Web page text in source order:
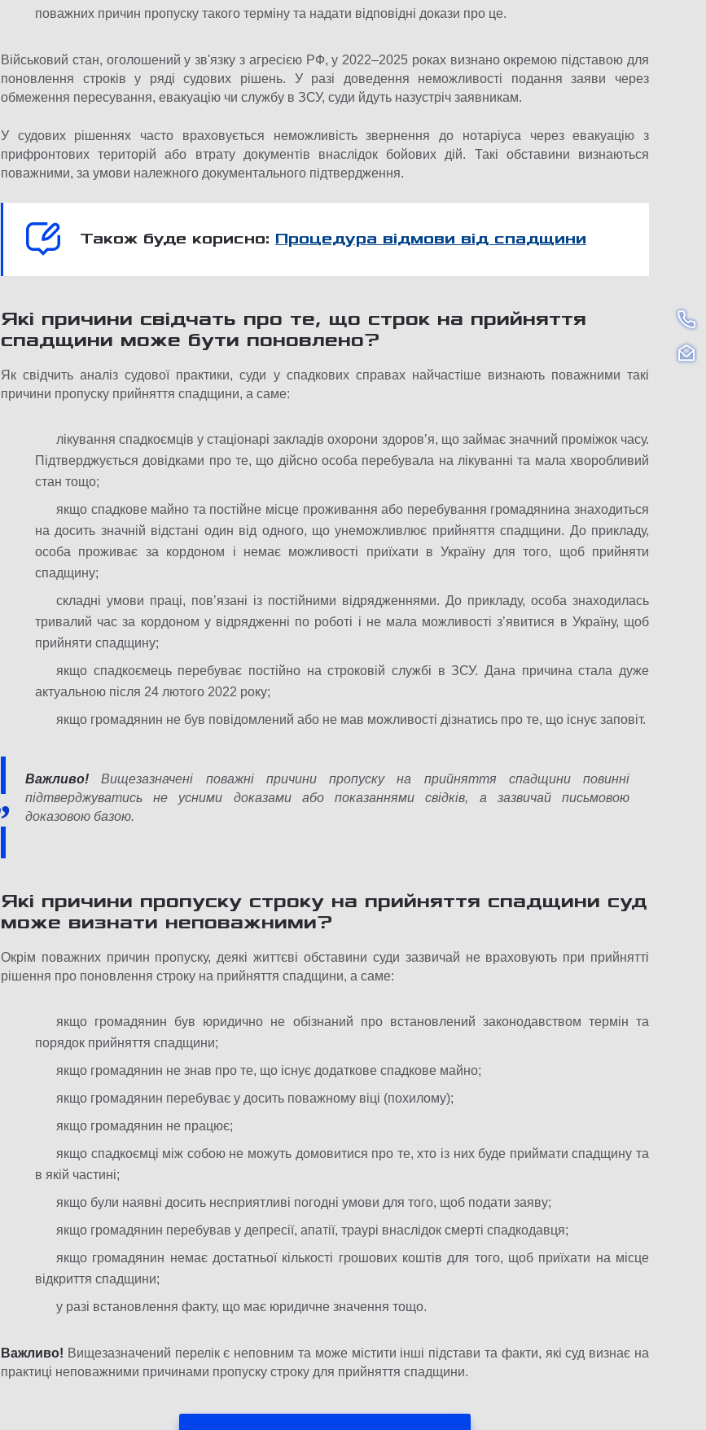
поважних причин пропуску такого терміну та надати відповідні докази про це.
Військовий стан, оголошений у зв'язку з агресією РФ, у 2022–2025 роках визнано окремою підставою для
поновлення строків у ряді судових рішень. У разі доведення неможливості подання заяви через
обмеження пересування, евакуацію чи службу в ЗСУ, суди йдуть назустріч заявникам.
У судових рішеннях часто враховується неможливість звернення до нотаріуса через евакуацію з
прифронтових територій або втрату документів внаслідок бойових дій. Такі обставини визнаються
поважними, за умови належного документального підтвердження.
Також буде корисно: Процедура відмови від спадщини
Які причини свідчать про те, що строк на прийняття
спадщини може бути поновлено?
Як свідчить аналіз судової практики, суди у спадкових справах найчастіше визнають поважними такі
причини пропуску прийняття спадщини, а саме:
лікування спадкоємців у стаціонарі закладів охорони здоровʼя, що займає значний проміжок часу.
Підтверджується довідками про те, що дійсно особа перебувала на лікуванні та мала хворобливий
стан тощо;
якщо спадкове майно та постійне місце проживання або перебування громадянина знаходиться
на досить значній відстані один від одного, що унеможливлює прийняття спадщини. До прикладу,
особа проживає за кордоном і немає можливості приїхати в Україну для того, щоб прийняти
спадщину;
складні умови праці, повʼязані із постійними відрядженнями. До прикладу, особа знаходилась
тривалий час за кордоном у відрядженні по роботі і не мала можливості зʼявитися в Україну, щоб
прийняти спадщину;
якщо спадкоємець перебуває постійно на строковій службі в ЗСУ. Дана причина стала дуже
актуальною після 24 лютого 2022 року;
якщо громадянин не був повідомлений або не мав можливості дізнатись про те, що існує заповіт.
Важливо! Вищезазначені поважні причини пропуску на прийняття спадщини повинні
підтверджуватись не усними доказами або показаннями свідків, а зазвичай письмовою
доказовою базою.
Які причини пропуску строку на прийняття спадщини суд
може визнати неповажними?
Окрім поважних причин пропуску, деякі життєві обставини суди зазвичай не враховують при прийнятті
рішення про поновлення строку на прийняття спадщини, а саме:
якщо громадянин був юридично не обізнаний про встановлений законодавством термін та
порядок прийняття спадщини;
якщо громадянин не знав про те, що існує додаткове спадкове майно;
якщо громадянин перебуває у досить поважному віці (похилому);
якщо громадянин не працює;
якщо спадкоємці між собою не можуть домовитися про те, хто із них буде приймати спадщину та
в якій частині;
якщо були наявні досить несприятливі погодні умови для того, щоб подати заяву;
якщо громадянин перебував у депресії, апатії, траурі внаслідок смерті спадкодавця;
якщо громадянин немає достатньої кількості грошових коштів для того, щоб приїхати на місце
відкриття спадщини;
у разі встановлення факту, що має юридичне значення тощо.
Важливо! Вищезазначений перелік є неповним та може містити інші підстави та факти, які суд визнає на
практиці неповажними причинами пропуску строку для прийняття спадщини.